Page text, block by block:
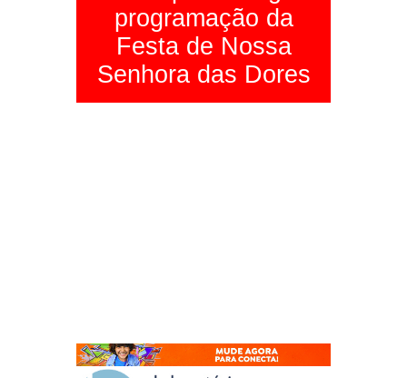
programação da
Festa de Nossa
Senhora das Dores